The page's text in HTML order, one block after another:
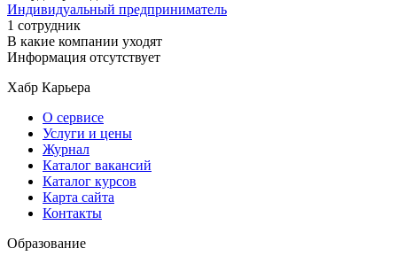
Индивидуальный предприниматель
1 сотрудник
В какие компании уходят
Информация отсутствует
Хабр Карьера
О сервисе
Услуги и цены
Журнал
Каталог вакансий
Каталог курсов
Карта сайта
Контакты
Образование